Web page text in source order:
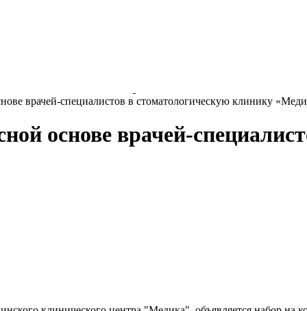
врачей-специалистов в стоматологическую клинику
основе врачей-